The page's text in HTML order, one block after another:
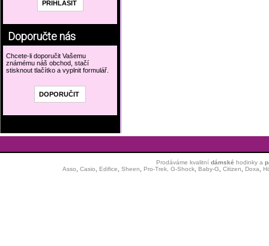
Doporučte nás
Chcete-li doporučit Vašemu
známému náš obchod, stačí
stisknout tlačítko a vyplnit formulář.
Prodáváme kvalitní dámské hodinkya
Asso
Casio Edifice Sheen Pro-Trek, G-Shock, Baby-G Citizen Doxa